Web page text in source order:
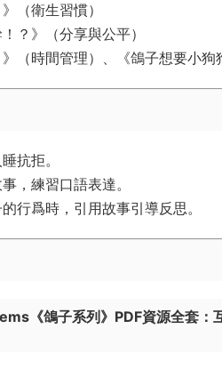
（衛生習慣）
？》（分享與公平）
（時間管理）、《鴿子想要小狗
抗拒。
，練習口語表達。
行爲時，引用故事引導反思。
鴿子系列》PDF資源全套：